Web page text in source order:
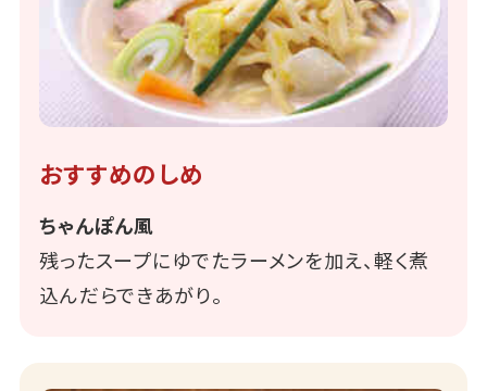
おすすめのしめ
ちゃんぽん風
残ったスープにゆでたラーメンを加え、軽く煮
込んだらできあがり。